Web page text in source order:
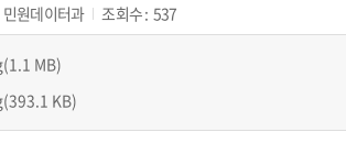
민원데이터과 조회수 : 537
MB)
KB)